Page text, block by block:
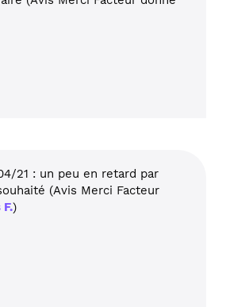
21 : un peu en retard par
(Avis Merci Facteur
)